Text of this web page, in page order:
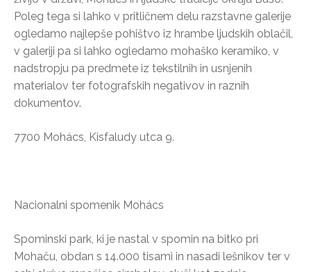
Poleg tega si lahko v pritličnem delu razstavne galerije
ogledamo najlepše pohištvo iz hrambe ljudskih oblačil,
v galeriji pa si lahko ogledamo mohaško keramiko, v
nadstropju pa predmete iz tekstilnih in usnjenih
materialov ter fotografskih negativov in raznih
dokumentov.
7700 Mohács, Kisfaludy utca 9.
Nacionalni spomenik Mohács
Spominski park, ki je nastal v spomin na bitko pri
Mohaču, obdan s 14.000 tisami in nasadi lešnikov ter v